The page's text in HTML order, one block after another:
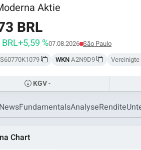
Aktie
BRL
+5,59 %07.08.2026 São Paulo
WKNA2N9D9
KGV-
NewsFundamentalsAnalyseRendite
Chart